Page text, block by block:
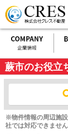
蕨市のお役立
※物件情報の周辺施
社では対応できません